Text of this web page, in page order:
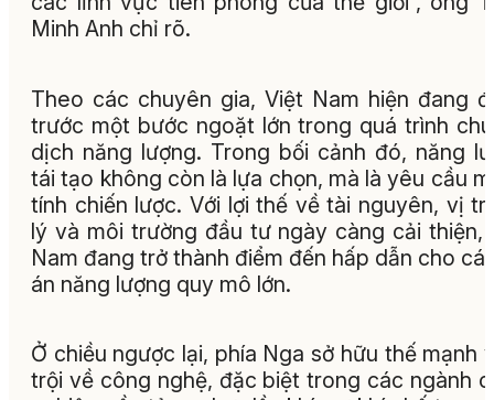
Minh Anh chỉ rõ.
Theo các chuyên gia, Việt Nam hiện đang
trước một bước ngoặt lớn trong quá trình
dịch năng lượng. Trong bối cảnh đó, năng
tái tạo không còn là lựa chọn, mà là yêu cầu
tính chiến lược. Với lợi thế về tài nguyên, vị
lý và môi trường đầu tư ngày càng cải thiện,
Nam đang trở thành điểm đến hấp dẫn cho
án năng lượng quy mô lớn.
Ở chiều ngược lại, phía Nga sở hữu thế mạnh
trội về công nghệ, đặc biệt trong các ngành